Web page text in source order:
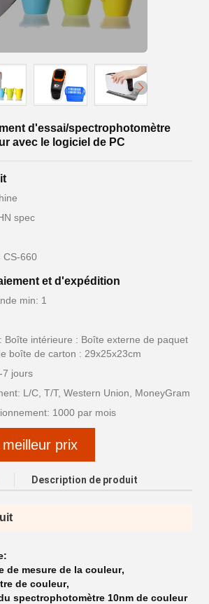
d'essai/spectrophotomètre
avec le logiciel de PC
spec
CS-660
et d'expédition
min: 1
Boîte intérieure : Boîte externe de paquet
boîte de carton : 29x25x23cm
7 jours
L/C, T/T, Western Union, MoneyGram
1000 par mois
prix
Description de produit
de mesure de la couleur,
de couleur,
spectrophotomètre 10nm de couleur